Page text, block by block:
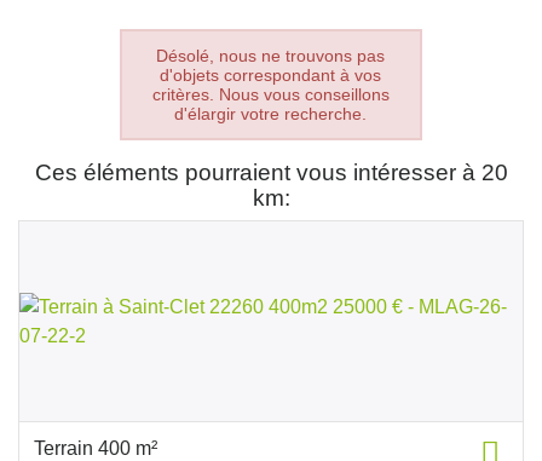
Désolé, nous ne trouvons pas
d'objets correspondant à vos
critères. Nous vous conseillons
d'élargir votre recherche.
Ces éléments pourraient vous intéresser à 20
km:
Terrain 400 m²